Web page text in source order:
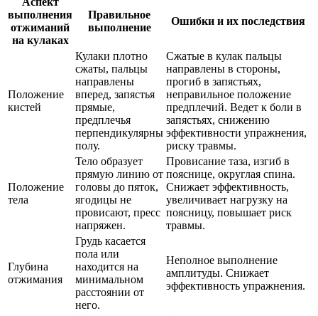
выполнения
отжиманий
на кулаках
Правильное
выполнение
Ошибки и их последствия
Положение
кистей
Кулаки плотно
сжаты, пальцы
направлены
вперед, запястья
прямые,
предплечья
перпендикулярны
полу.
Сжатые в кулак пальцы
направлены в стороны,
прогиб в запястьях,
неправильное положение
предплечий. Ведет к боли в
запястьях, снижению
эффективности упражнения,
риску травмы.
Положение
тела
Тело образует
прямую линию от
головы до пяток,
ягодицы не
провисают, пресс
напряжен.
Провисание таза, изгиб в
пояснице, округлая спина.
Снижает эффективность,
увеличивает нагрузку на
поясницу, повышает риск
травмы.
Глубина
отжимания
Грудь касается
пола или
находится на
минимальном
расстоянии от
него.
Неполное выполнение
амплитуды. Снижает
эффективность упражнения.